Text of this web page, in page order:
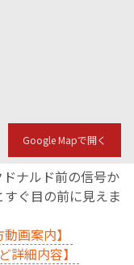
Google Mapで開く
ナルド前の信号か
ぐ目の前に見えま
画案内】
詳細内容】